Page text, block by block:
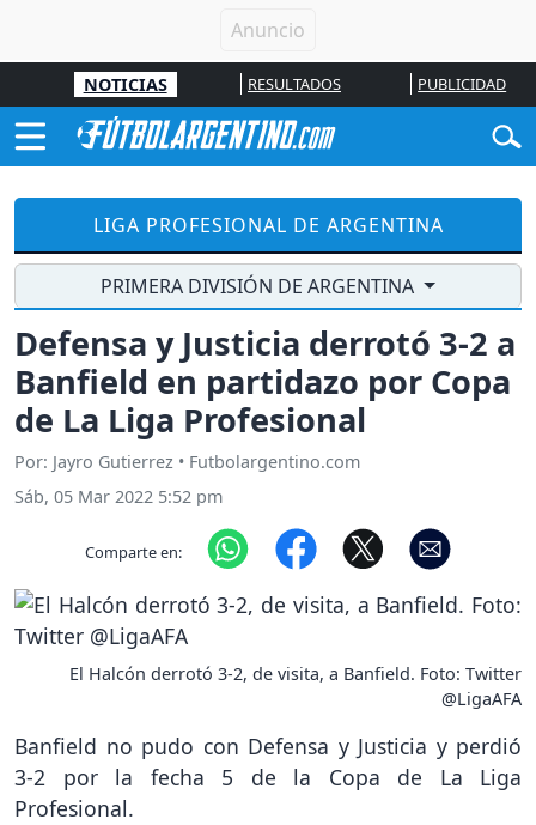
NOTICIAS RESULTADOS PUBLICIDAD
LIGA PROFESIONAL DE ARGENTINA
PRIMERA DIVISIÓN DE ARGENTINA
Defensa y Justicia derrotó 3-2 a
Banfield en partidazo por Copa
de La Liga Profesional
Por: Jayro Gutierrez • Futbolargentino.com
Sáb, 05 Mar 2022 5:52 pm
Comparte en:
El Halcón derrotó 3-2, de visita, a Banfield. Foto: Twitter
@LigaAFA
Banfield no pudo con Defensa y Justicia y perdió
3-2 por la fecha 5 de la Copa de La Liga
Profesional.